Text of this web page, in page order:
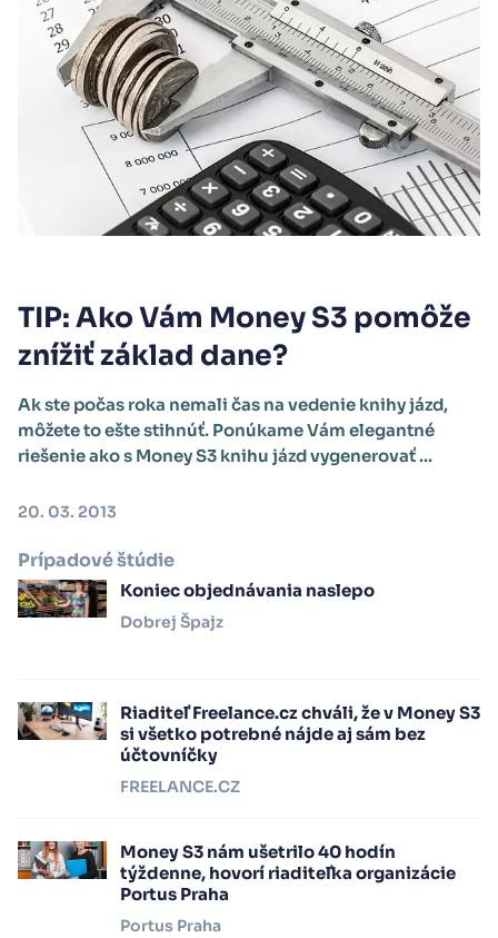
TIP: Ako Vám Money S3 pomôže
znížiť základ dane?
Ak ste počas roka nemali čas na vedenie knihy jázd,
môžete to ešte stihnúť. Ponúkame Vám elegantné
riešenie ako s Money S3 knihu jázd vygenerovať ...
20. 03. 2013
Prípadové štúdie
Koniec objednávania naslepo
Dobrej Špajz
Riaditeľ Freelance.cz chváli, že v Money S3
si všetko potrebné nájde aj sám bez
účtovníčky
FREELANCE.CZ
Money S3 nám ušetrilo 40 hodín
týždenne, hovorí riaditeľka organizácie
Portus Praha
Portus Praha